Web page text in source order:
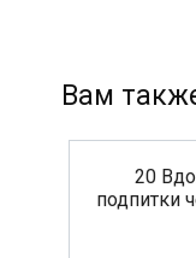
Вам
20
подпитки